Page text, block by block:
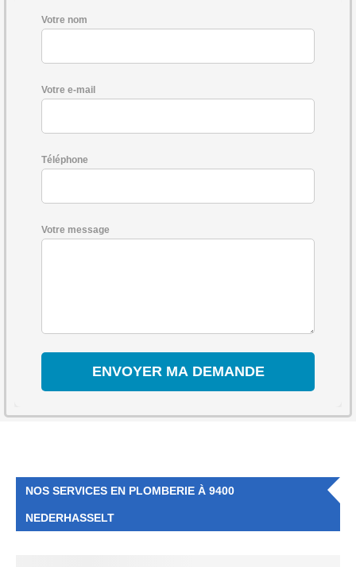
Votre nom
Votre e-mail
Téléphone
Votre message
NOS SERVICES EN PLOMBERIE À 9400
NEDERHASSELT